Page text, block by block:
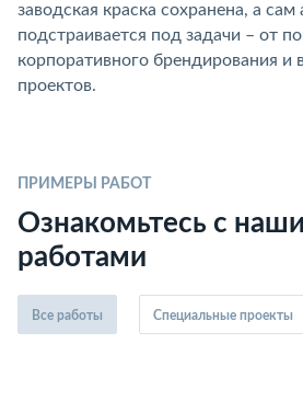
заводская краска сохранена, а
подстраивается под задачи – от
корпоративного брендирования и
проектов.
ПРИМЕРЫ РАБОТ
Ознакомьтесь с
работами
Все работы Специальные проекты